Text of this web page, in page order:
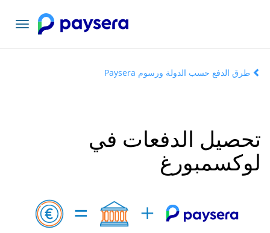
تبديل
التنقل
طرق الدفع حسب الدولة ورسوم Paysera
تحصيل الدفعات في
لوكسمبورغ